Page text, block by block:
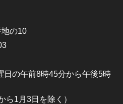
の10
日の午前8時45分から午後5時
ら1月3日を除く）